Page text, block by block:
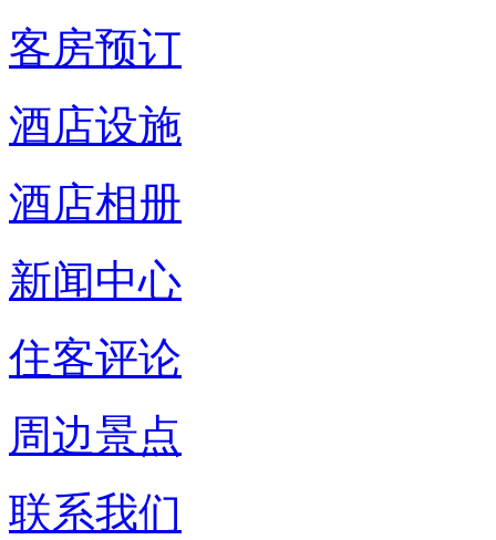
客房预订
酒店设施
酒店相册
新闻中心
住客评论
周边景点
联系我们